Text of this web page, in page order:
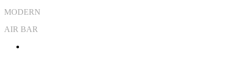
MODERN
AIR BAR